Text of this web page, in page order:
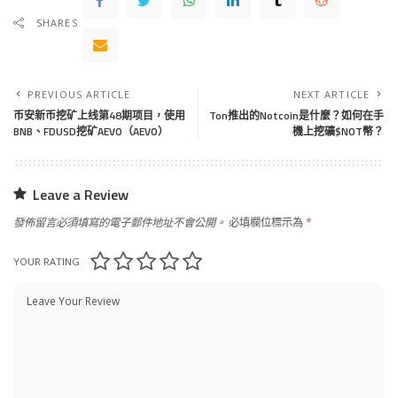
SHARES
PREVIOUS ARTICLE
币安新币挖矿上线第48期项目，使用
BNB、FDUSD挖矿AEVO（AEVO）
NEXT ARTICLE
Ton推出的Notcoin是什麼？如何在手
機上挖礦$NOT幣？
Leave a Review
發佈留言必須填寫的電子郵件地址不會公開。 必填欄位標示為*
YOUR RATING